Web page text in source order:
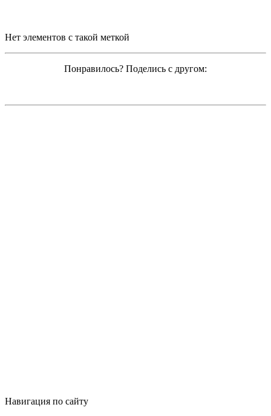
Нет элементов с такой меткой
Понравилось? Поделись с другом:
Навигация по сайту